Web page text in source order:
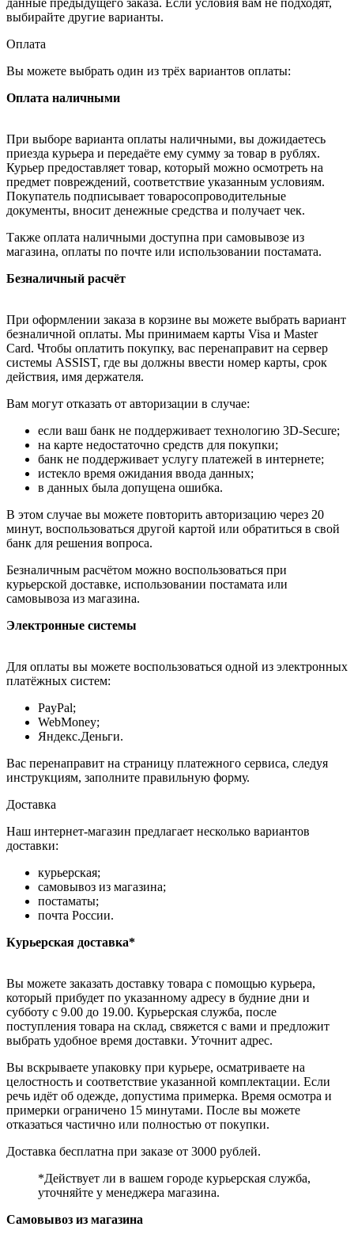
данные предыдущего заказа. Если условия вам не подходят,
выбирайте другие варианты.
Оплата
Вы можете выбрать один из трёх вариантов оплаты:
Оплата наличными
При выборе варианта оплаты наличными, вы дожидаетесь
приезда курьера и передаёте ему сумму за товар в рублях.
Курьер предоставляет товар, который можно осмотреть на
предмет повреждений, соответствие указанным условиям.
Покупатель подписывает товаросопроводительные
документы, вносит денежные средства и получает чек.
Также оплата наличными доступна при самовывозе из
магазина, оплаты по почте или использовании постамата.
Безналичный расчёт
При оформлении заказа в корзине вы можете выбрать вариант
безналичной оплаты. Мы принимаем карты Visa и Master
Card. Чтобы оплатить покупку, вас перенаправит на сервер
системы ASSIST, где вы должны ввести номер карты, срок
действия, имя держателя.
Вам могут отказать от авторизации в случае:
если ваш банк не поддерживает технологию 3D-Secure;
на карте недостаточно средств для покупки;
банк не поддерживает услугу платежей в интернете;
истекло время ожидания ввода данных;
в данных была допущена ошибка.
В этом случае вы можете повторить авторизацию через 20
минут, воспользоваться другой картой или обратиться в свой
банк для решения вопроса.
Безналичным расчётом можно воспользоваться при
курьерской доставке, использовании постамата или
самовывоза из магазина.
Электронные системы
Для оплаты вы можете воспользоваться одной из электронных
платёжных систем:
PayPal;
WebMoney;
Яндекс.Деньги.
Вас перенаправит на страницу платежного сервиса, следуя
инструкциям, заполните правильную форму.
Доставка
Наш интернет-магазин предлагает несколько вариантов
доставки:
курьерская;
самовывоз из магазина;
постаматы;
почта России.
Курьерская доставка*
Вы можете заказать доставку товара с помощью курьера,
который прибудет по указанному адресу в будние дни и
субботу с 9.00 до 19.00. Курьерская служба, после
поступления товара на склад, свяжется с вами и предложит
выбрать удобное время доставки. Уточнит адрес.
Вы вскрываете упаковку при курьере, осматриваете на
целостность и соответствие указанной комплектации. Если
речь идёт об одежде, допустима примерка. Время осмотра и
примерки ограничено 15 минутами. После вы можете
отказаться частично или полностью от покупки.
Доставка бесплатна при заказе от 3000 рублей.
*Действует ли в вашем городе курьерская служба,
уточняйте у менеджера магазина.
Самовывоз из магазина